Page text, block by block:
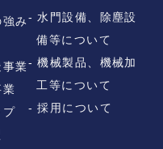
くは地方公共団体またはその委託を
の定める事務を遂行することに対し
要がある場合であって，本人の同意を
当該事務の遂行に支障を及ぼすおそ
項を告知あるいは公表し，かつ当社が
に第三者への提供を含むこと
み
業
プ
- 水門設備、除塵設
備等について
- 機械製品、機械加
工等について
- 採用について